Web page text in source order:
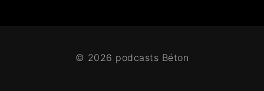
© 2026 podcasts Béton